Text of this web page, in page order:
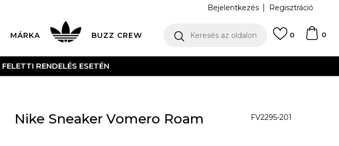
Bejelentkezés Regisztráció
MÁRKA BUZZ CREW Keresés az oldalon 0
0
UTÁNVÉTES ÉS BANKKÁRTYÁS FIZETÉS
Nike Sneaker Vomero Roam FV2295-201